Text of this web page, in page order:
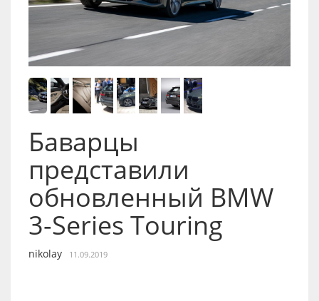
Баварцы
представили
обновленный BMW
3-Series Touring
nikolay 11.09.2019